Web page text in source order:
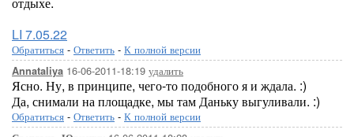
LI 7.05.22
Обратиться - Ответить - К полной версии
Annataliya 16-06-2011-18:19 удалить
Ясно. Ну, в принципе, чего-то подобного я и ждала. :)
Да, снимали на площадке, мы там Даньку выгуливали. :)
Обратиться - Ответить - К полной версии